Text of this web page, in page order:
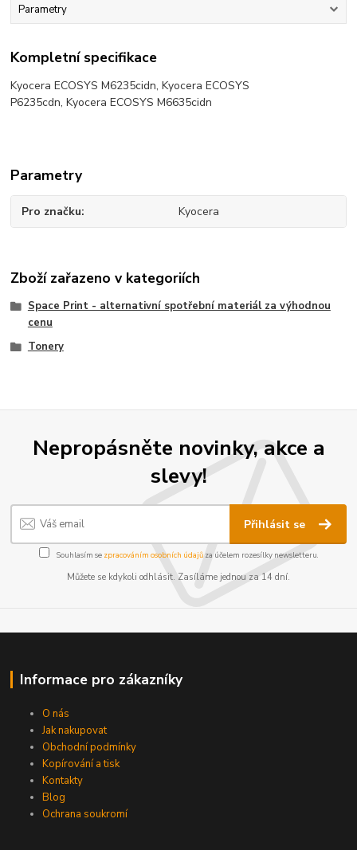
Parametry
Kompletní specifikace
Kyocera ECOSYS M6235cidn, Kyocera ECOSYS
P6235cdn, Kyocera ECOSYS M6635cidn
Parametry
Pro značku Kyocera
Zboží zařazeno v kategoriích
Space Print - alternativní spotřební materiál za výhodnou
cenu
Tonery
Nepropásněte novinky, akce a
slevy!
Přihlásit se
Souhlasím se zpracováním osobních údajůza účelem rozesílky newsletteru.
Můžete se kdykoli odhlásit. Zasíláme jednou za 14 dní.
Informace pro zákazníky
O nás
Jak nakupovat
Obchodní podmínky
Kopírování a tisk
Kontakty
Blog
Ochrana soukromí